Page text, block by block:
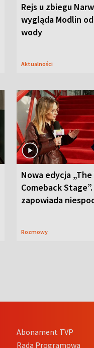
Rejs u zbiegu
wygląda Modlin
wody
Aktualności
Nowa edycja
Comeback
zapowiada
Rozmowy
Abonament TVP
Rada Programowa